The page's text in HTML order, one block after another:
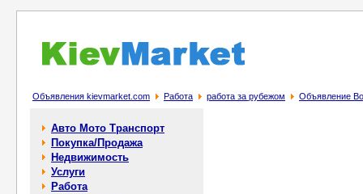
Объявления kievmarket.com Работа работа за рубежом Объявление
Авто Мото Транспорт
Покупка/Продажа
Недвижимость
Услуги
Работа